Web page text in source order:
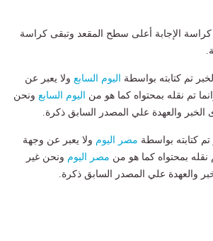
الإجابة أعلى سطح المقعد وتبقى كراسة
تم كتابته بواسطة اليوم السابع ولا يعبر عن
تم نقله بمحتواه كما هو من اليوم السابع ونحن
والعهدة علي المصدر السابق ذكرة.
تم كتابته بواسطة مصر اليوم ولا يعبر عن وجهة
نقله بمحتواه كما هو من مصر اليوم ونحن غير
والعهدة علي المصدر السابق ذكرة.